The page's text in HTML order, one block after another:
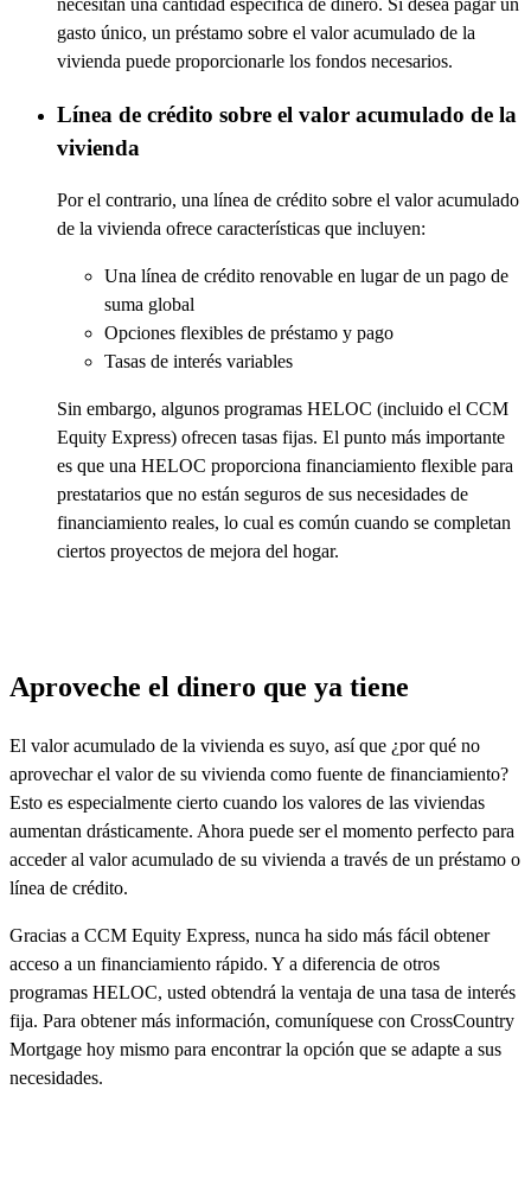
necesitan una cantidad específica de dinero. Si desea pagar un
gasto único, un préstamo sobre el valor acumulado de la
vivienda puede proporcionarle los fondos necesarios.
Línea de crédito sobre el valor acumulado de la
vivienda
Por el contrario, una línea de crédito sobre el valor acumulado
de la vivienda ofrece características que incluyen:
Una línea de crédito renovable en lugar de un pago de
suma global
Opciones flexibles de préstamo y pago
Tasas de interés variables
Sin embargo, algunos programas HELOC (incluido el CCM
Equity Express) ofrecen tasas fijas. El punto más importante
es que una HELOC proporciona financiamiento flexible para
prestatarios que no están seguros de sus necesidades de
financiamiento reales, lo cual es común cuando se completan
ciertos proyectos de mejora del hogar.
Aproveche el dinero que ya tiene
El valor acumulado de la vivienda es suyo, así que ¿por qué no
aprovechar el valor de su vivienda como fuente de financiamiento?
Esto es especialmente cierto cuando los valores de las viviendas
aumentan drásticamente. Ahora puede ser el momento perfecto para
acceder al valor acumulado de su vivienda a través de un préstamo o
línea de crédito.
Gracias a CCM Equity Express, nunca ha sido más fácil obtener
acceso a un financiamiento rápido. Y a diferencia de otros
programas HELOC, usted obtendrá la ventaja de una tasa de interés
fija. Para obtener más información, comuníquese con CrossCountry
Mortgage hoy mismo para encontrar la opción que se adapte a sus
necesidades.